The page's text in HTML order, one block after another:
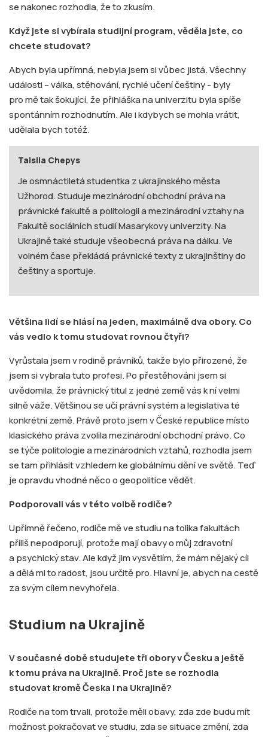
se nakonec rozhodla, že to zkusím.
Když jste si vybírala studijní program, věděla jste, co
chcete studovat?
Abych byla upřímná, nebyla jsem si vůbec jistá. Všechny
události – válka, stěhování, rychlé učení češtiny - byly
pro mě tak šokující, že přihláška na univerzitu byla spíše
spontánním rozhodnutím. Ale i kdybych se mohla vrátit,
udělala bych totéž.
Taisiia Chepys
Je osmnáctiletá studentka z ukrajinského města
Užhorod. Studuje mezinárodní obchodní práva na
právnické fakultě a politologii a mezinárodní vztahy na
Fakultě sociálních studií Masarykovy univerzity. Na
Ukrajině také studuje všeobecná práva na dálku. Ve
volném čase překládá právnické texty z ukrajinštiny do
češtiny a sportuje.
Většina lidí se hlásí na jeden, maximálně dva obory. Co
vás vedlo k tomu studovat rovnou čtyři?
Vyrůstala jsem v rodině právníků, takže bylo přirozené, že
jsem si vybrala tuto profesi. Po přestěhováni jsem si
uvědomila, že právnický titul z jedné země vás k ní velmi
silně váže. Většinou se učí právní systém a legislativa té
konkrétní země. Právě proto jsem v České republice místo
klasického práva zvolila mezinárodní obchodní právo. Co
se týče politologie a mezinárodních vztahů, rozhodla jsem
se tam přihlásit vzhledem ke globálnímu dění ve světě. Teď
je opravdu vhodné něco o geopolitice vědět.
Podporovali vás v této volbě rodiče?
Upřímně řečeno, rodiče mě ve studiu na tolika fakultách
příliš nepodporují, protože mají obavy o můj zdravotní
a psychický stav. Ale když jim vysvětlím, že mám nějaký cíl
a dělá mi to radost, jsou určitě pro. Hlavní je, abych na cestě
za svým cílem nevyhořela.
Studium na Ukrajině
V současné době studujete tři obory v Česku a ještě
k tomu práva na Ukrajině. Proč jste se rozhodla
studovat kromě Česka i na Ukrajině?
Rodiče na tom trvali, protože měli obavy, zda zde budu mít
možnost pokračovat ve studiu, zda se situace změní, zda